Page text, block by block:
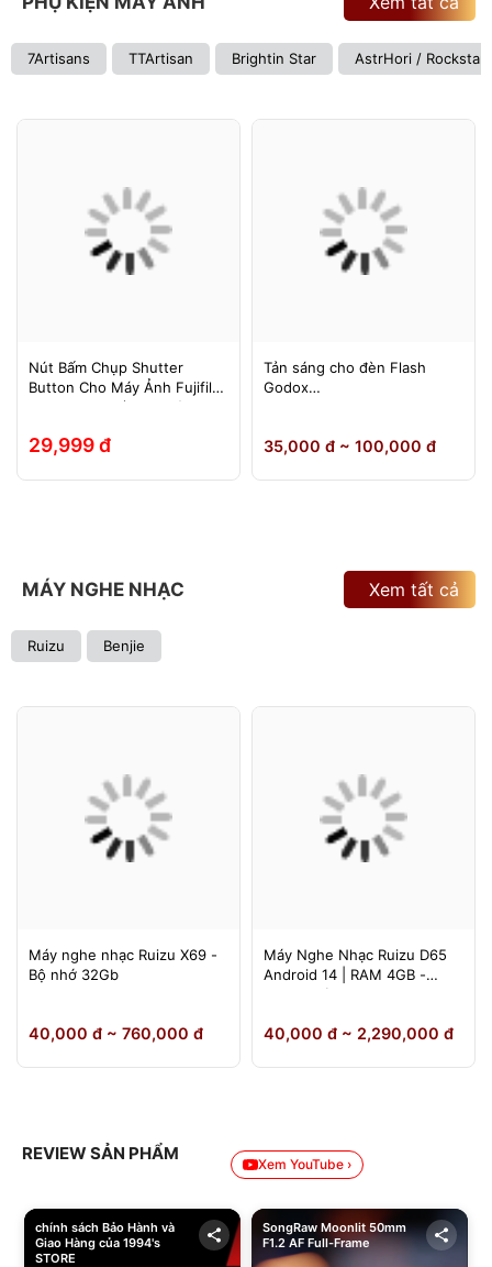
7Artisans TTArtisan Brightin Star AstrHori / Rockstar
Nút Bấm Chụp Shutter
Button Cho Máy Ảnh Fujifilm
Leica Contax (Ren Xoáy)
29,999 đ
Tản sáng cho đèn Flash
Godox
860III, Yongnuo 560II/565EX,
35,000 đ ~ 100,000 đ
MÁY NGHE NHẠC
Ruizu Benjie
Xem tất cả
Máy nghe nhạc Ruizu X69 -
Bộ nhớ 32Gb
40,000 đ ~ 760,000 đ
Máy Nghe Nhạc Ruizu D65
Android 14 | RAM 4GB -
64GB Chính Hãng
40,000 đ ~ 2,290,000 đ
REVIEW SẢN PHẨM
Xem YouTube ›
chính sách Bảo Hành và
Giao Hàng của 1994's
STORE
SongRaw Moonlit 50mm
F1.2 AF Full-Frame